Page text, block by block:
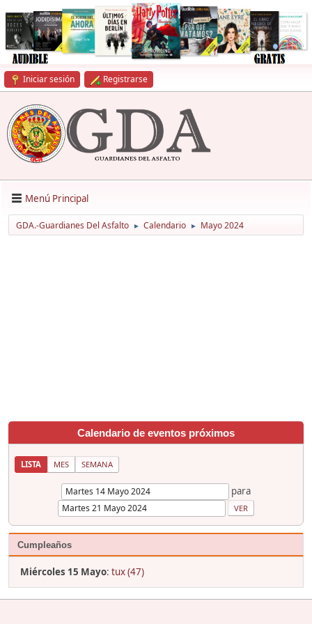
Iniciar sesión Registrarse
Menú Principal
GDA.-Guardianes Del Asfalto ► Calendario ► Mayo 2024
Calendario de eventos próximos
LISTA MES SEMANA
para
Cumpleaños
Miércoles 15 Mayo: tux (47)